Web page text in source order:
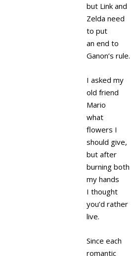
but Link and
Zelda need
to put
an end to
Ganon’s rule.
I asked my
old friend
Mario
what
flowers I
should give,
but after
burning both
my hands
I thought
you’d rather
live.
Since each
romantic